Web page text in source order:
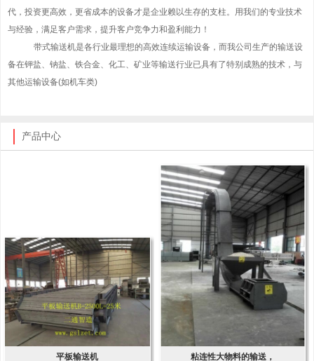
代，投资更高效，更省成本的设备才是企业赖以生存的支柱。用我们的专业技术
与经验，满足客户需求，提升客户竞争力和盈利能力！
带式输送机是各行业最理想的高效连续运输设备，而我公司生产的输送设
备在钾盐、钠盐、铁合金、化工、矿业等输送行业已具有了特别成熟的技术，与
其他运输设备(如机车类)
产品中心
平板输送机 粘连性大物料的输送，